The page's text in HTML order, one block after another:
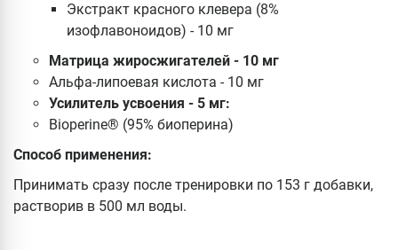
Экстракт красного клевера (8%
изофлавоноидов) - 10 мг
Матрица жиросжигателей - 10 мг
Альфа-липоевая кислота - 10 мг
Усилитель усвоения - 5 мг:
Bioperine® (95% биоперина)
Способ применения:
Принимать сразу после тренировки по 153 г добавки,
растворив в 500 мл воды.